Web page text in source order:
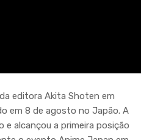
editora Akita Shoten em
em 8 de agosto no Japão. A
e alcançou a primeira posição